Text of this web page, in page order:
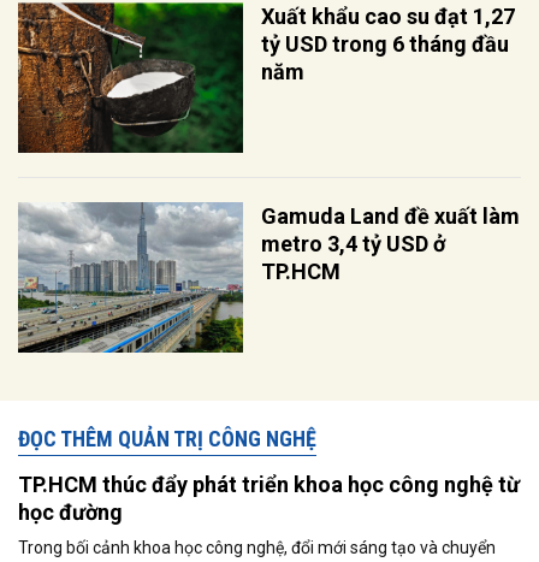
Xuất khẩu cao su đạt 1,27
tỷ USD trong 6 tháng đầu
năm
Gamuda Land đề xuất làm
metro 3,4 tỷ USD ở
TP.HCM
ĐỌC THÊM QUẢN TRỊ CÔNG NGHỆ
TP.HCM thúc đẩy phát triển khoa học công nghệ từ
học đường
Trong bối cảnh khoa học công nghệ, đổi mới sáng tạo và chuyển